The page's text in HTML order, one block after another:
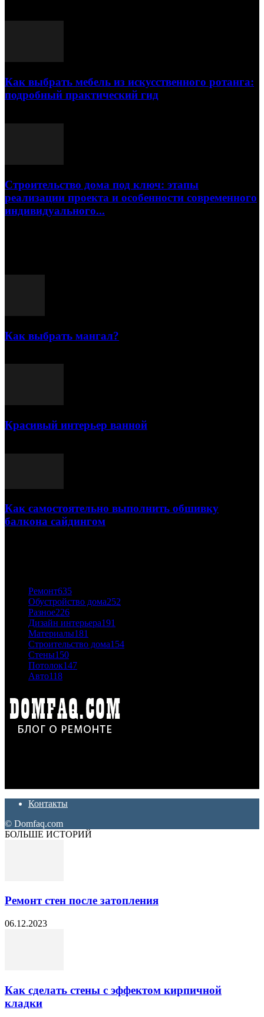
Как выбрать мебель из искусственного ротанга:
подробный практический гид
Строительство дома под ключ: этапы
реализации проекта и особенности современного
индивидуального...
Как выбрать мангал?
Красивый интерьер ванной
Как самостоятельно выполнить обшивку
балкона сайдингом
Ремонт635
Обустройство дома252
Разное226
Дизайн интерьера191
Материалы181
Строительство дома154
Стены150
Потолок147
Авто118
Контакты
© Domfaq.com
БОЛЬШЕ ИСТОРИЙ
Ремонт стен после затопления
06.12.2023
Как сделать стены с эффектом кирпичной
кладки